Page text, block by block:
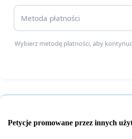
#RybnickieNutrie
Metoda płatności
Wybierz metodę płatności, aby
Petycje promowane przez innych